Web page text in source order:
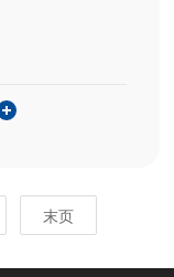
末页